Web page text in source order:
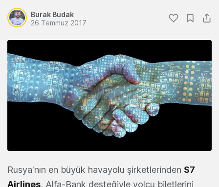
Burak Budak
26 Temmuz 2017
Rusya'nın en büyük havayolu şirketlerinden S7
Airlines, Alfa-Bank desteğiyle yolcu biletlerini